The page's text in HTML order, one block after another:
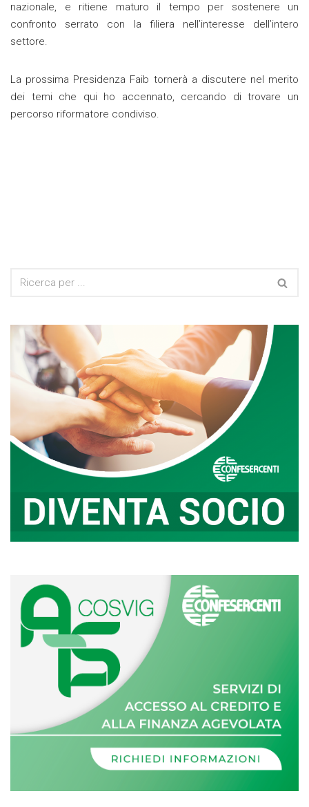
nazionale, e ritiene maturo il tempo per sostenere un
confronto serrato con la filiera nell’interesse dell’intero
settore.
La prossima Presidenza Faib tornerà a discutere nel merito
dei temi che qui ho accennato, cercando di trovare un
percorso riformatore condiviso.